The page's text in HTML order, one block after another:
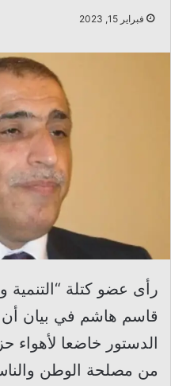
فبراير 15, 2023
رأى عضو كتلة “التنمية
قاسم هاشم في بيان أن
الدستور خاضعا لأهواء
من مصلحة الوطن